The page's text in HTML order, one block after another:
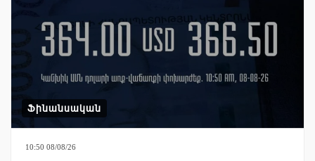
Ֆինանսական
10:50 08/08/26